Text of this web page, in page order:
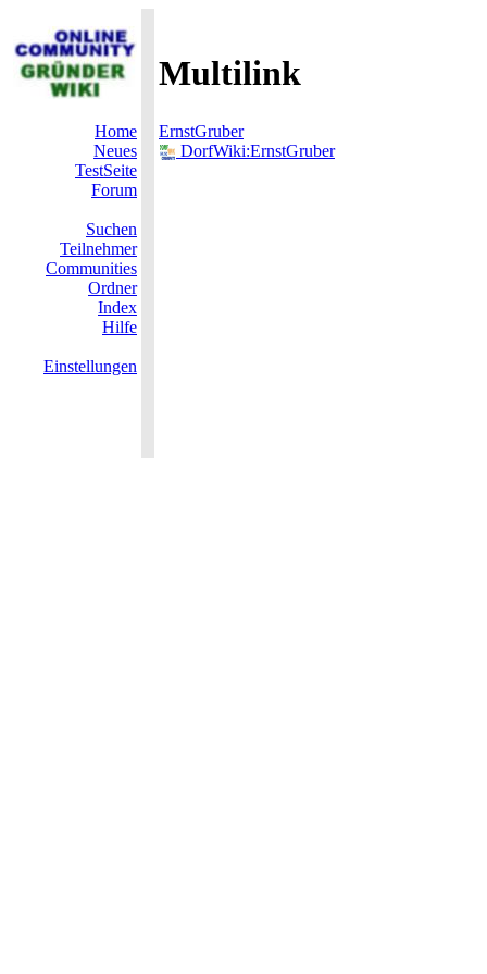
Multilink
Home
Neues
TestSeite
Forum
Suchen
Teilnehmer
Communities
Ordner
Index
Hilfe
Einstellungen
ErnstGruber
DorfWiki:ErnstGruber